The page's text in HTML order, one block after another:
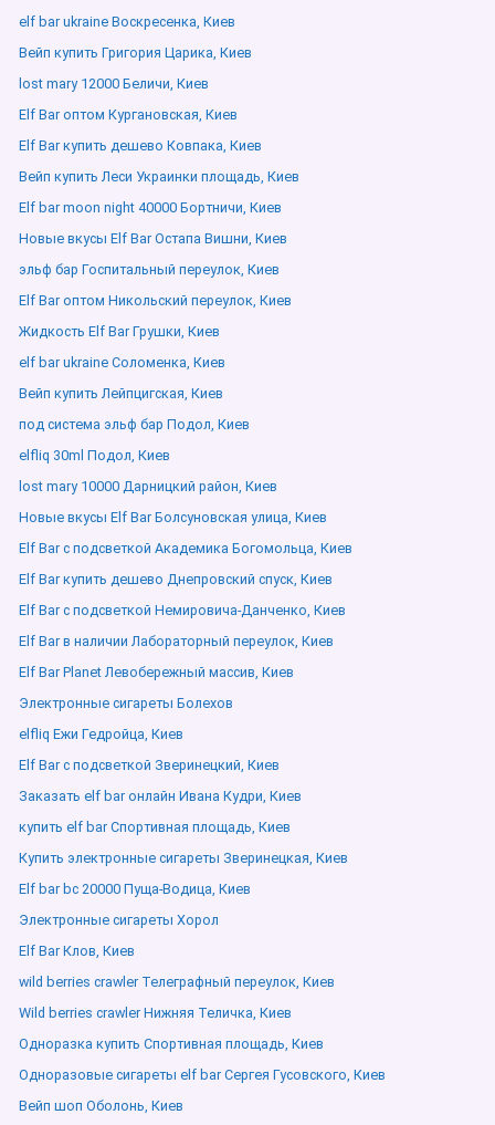
elf bar ukraine Воскресенка, Киев
Вейп купить Григория Царика, Киев
lost mary 12000 Беличи, Киев
Elf Bar оптом Кургановская, Киев
Elf Bar купить дешево Ковпака, Киев
Вейп купить Леси Украинки площадь, Киев
Elf bar moon night 40000 Бортничи, Киев
Новые вкусы Elf Bar Остапа Вишни, Киев
эльф бар Госпитальный переулок, Киев
Elf Bar оптом Никольский переулок, Киев
Жидкость Elf Bar Грушки, Киев
elf bar ukraine Соломенка, Киев
Вейп купить Лейпцигская, Киев
под система эльф бар Подол, Киев
elfliq 30ml Подол, Киев
lost mary 10000 Дарницкий район, Киев
Новые вкусы Elf Bar Болсуновская улица, Киев
Elf Bar с подсветкой Академика Богомольца, Киев
Elf Bar купить дешево Днепровский спуск, Киев
Elf Bar с подсветкой Немировича-Данченко, Киев
Elf Bar в наличии Лабораторный переулок, Киев
Elf Bar Planet Левобережный массив, Киев
Электронные сигареты Болехов
elfliq Ежи Гедройца, Киев
Elf Bar с подсветкой Зверинецкий, Киев
Заказать elf bar онлайн Ивана Кудри, Киев
купить elf bar Спортивная площадь, Киев
Купить электронные сигареты Зверинецкая, Киев
Elf bar bc 20000 Пуща-Водица, Киев
Электронные сигареты Хорол
Elf Bar Клов, Киев
wild berries crawler Телеграфный переулок, Киев
Wild berries crawler Нижняя Теличка, Киев
Одноразка купить Спортивная площадь, Киев
Одноразовые сигареты elf bar Сергея Гусовского, Киев
Вейп шоп Оболонь, Киев